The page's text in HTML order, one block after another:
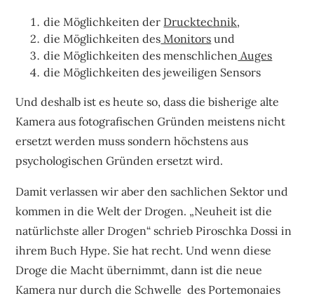
die Möglichkeiten der Drucktechnik,
die Möglichkeiten des Monitors und
die Möglichkeiten des menschlichen Auges
die Möglichkeiten des jeweiligen Sensors
Und deshalb ist es heute so, dass die bisherige alte
Kamera aus fotografischen Gründen meistens nicht
ersetzt werden muss sondern höchstens aus
psychologischen Gründen ersetzt wird.
Damit verlassen wir aber den sachlichen Sektor und
kommen in die Welt der Drogen. „Neuheit ist die
natürlichste aller Drogen“ schrieb Piroschka Dossi in
ihrem Buch Hype. Sie hat recht. Und wenn diese
Droge die Macht übernimmt, dann ist die neue
Kamera nur durch die Schwelle des Portemonaies